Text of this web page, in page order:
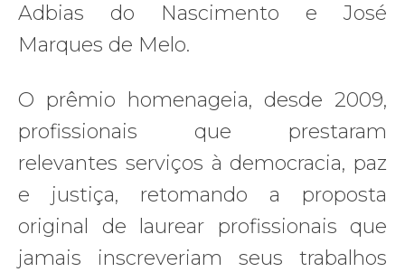
Adbias do Nascimento e José
Marques de Melo.
O prêmio homenageia, desde 2009,
profissionais que prestaram
relevantes serviços à democracia, paz
e justiça, retomando a proposta
original de laurear profissionais que
jamais inscreveriam seus trabalhos